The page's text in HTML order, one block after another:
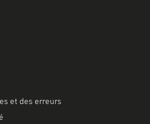
et des erreurs